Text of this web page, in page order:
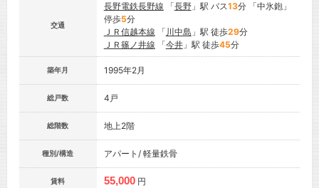
交通
長野電鉄長野線 「長野」駅 バス13分 「中氷鉋」
停歩5分
ＪＲ信越本線 「 川中島 」駅 徒歩29分
ＪＲ篠ノ井線 「今井」駅 徒歩45分
築年月 1995年2月
総戸数 4戸
総階数 地上2階
種別/構造 アパート/ 軽量鉄骨
賃料 55,000 円